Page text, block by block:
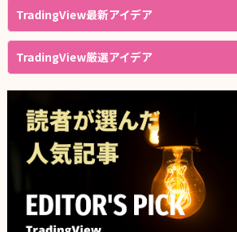
TradingView最新アイデア
TradingView厳選アイデア